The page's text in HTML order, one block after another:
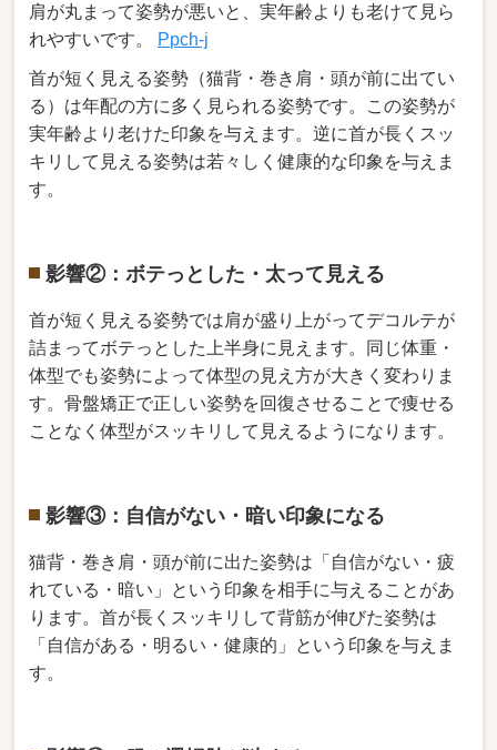
肩が丸まって姿勢が悪いと、実年齢よりも老けて見ら
れやすいです。
Ppch-j
首が短く見える姿勢（猫背・巻き肩・頭が前に出てい
る）は年配の方に多く見られる姿勢です。この姿勢が
実年齢より老けた印象を与えます。逆に首が長くスッ
キリして見える姿勢は若々しく健康的な印象を与えま
す。
影響②：ボテっとした・太って見える
首が短く見える姿勢では肩が盛り上がってデコルテが
詰まってボテっとした上半身に見えます。同じ体重・
体型でも姿勢によって体型の見え方が大きく変わりま
す。骨盤矯正で正しい姿勢を回復させることで痩せる
ことなく体型がスッキリして見えるようになります。
影響③：自信がない・暗い印象になる
猫背・巻き肩・頭が前に出た姿勢は「自信がない・疲
れている・暗い」という印象を相手に与えることがあ
ります。首が長くスッキリして背筋が伸びた姿勢は
「自信がある・明るい・健康的」という印象を与えま
す。